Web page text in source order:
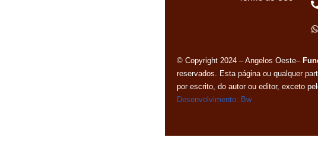
© Copyright 2024 – Angelos Oeste–
reservados. Esta página ou qualquer
por escrito, do autor ou editor, exceto
Desenvolvimento: Bw